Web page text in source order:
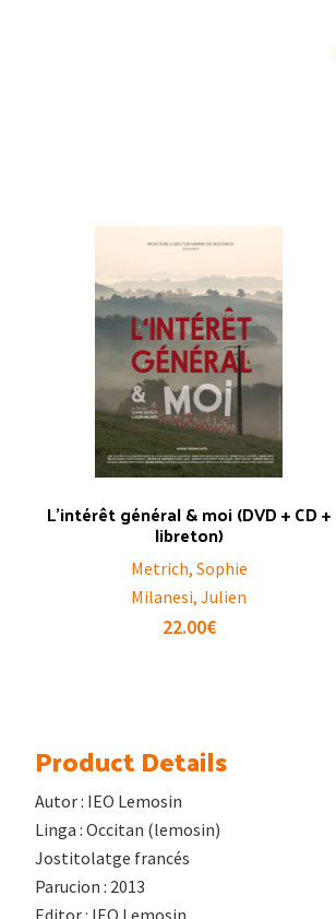
L’intérêt général & moi (DVD + CD +
libreton)
Metrich, Sophie
Milanesi, Julien
22.00€
Product Details
Autor : IEO Lemosin
Linga : Occitan (lemosin)
Jostitolatge francés
Parucion : 2013
Editor : IEO Lemosin